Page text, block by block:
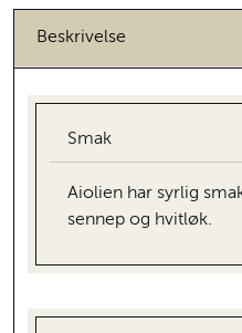
Beskrivelse
Smak
Aiolien har syrlig
sennep og hvitløk.